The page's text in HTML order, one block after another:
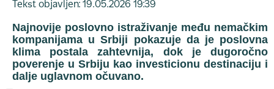
Tekst objavljen: 19.05.2026 19:39
Najnovije poslovno istraživanje među nemačkim
kompanijama u Srbiji pokazuje da je poslovna
klima postala zahtevnija, dok je dugoročno
poverenje u Srbiju kao investicionu destinaciju i
dalje uglavnom očuvano.